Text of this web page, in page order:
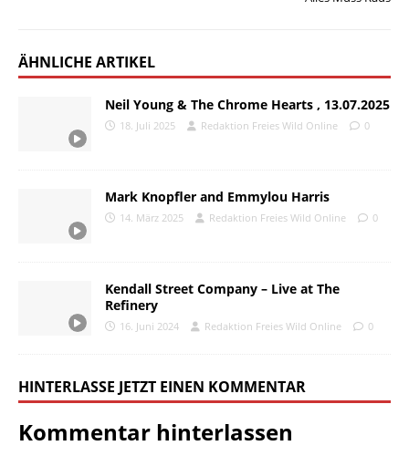
ÄHNLICHE ARTIKEL
Neil Young & The Chrome Hearts , 13.07.2025
18. Juli 2025 Redaktion Freies Wild Online 0
Mark Knopfler and Emmylou Harris
14. März 2025 Redaktion Freies Wild Online 0
Kendall Street Company – Live at The
Refinery
16. Juni 2024 Redaktion Freies Wild Online 0
HINTERLASSE JETZT EINEN KOMMENTAR
Kommentar hinterlassen